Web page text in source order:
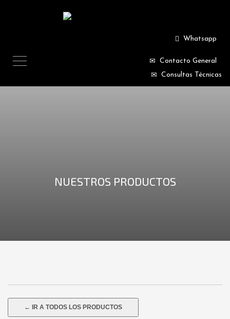
Whatsapp
Contacto General
Consultas Técnicas
NUESTROS PRODUCTOS
← IR A TODOS LOS PRODUCTOS